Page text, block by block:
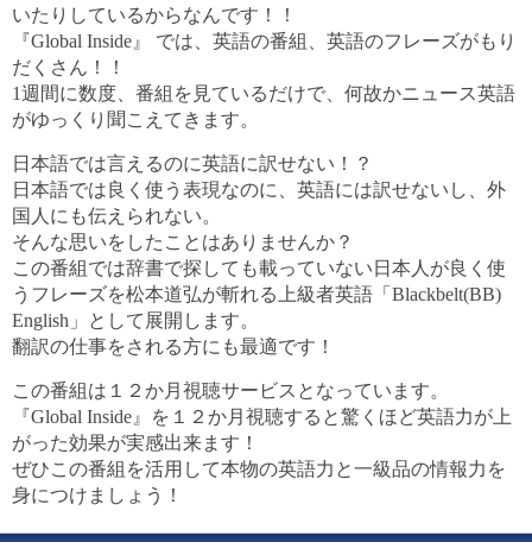
いたりしているからなんです！！
『Global Inside』 では、英語の番組、英語のフレーズがもり
だくさん！！
1週間に数度、番組を見ているだけで、何故かニュース英語
がゆっくり聞こえてきます。
日本語では言えるのに英語に訳せない！？
日本語では良く使う表現なのに、英語には訳せないし、外
国人にも伝えられない。
そんな思いをしたことはありませんか？
この番組では辞書で探しても載っていない日本人が良く使
うフレーズを松本道弘が斬れる上級者英語「Blackbelt(BB)
English」として展開します。
翻訳の仕事をされる方にも最適です！
この番組は１２か月視聴サービスとなっています。
『Global Inside』を１２か月視聴すると驚くほど英語力が上
がった効果が実感出来ます！
ぜひこの番組を活用して本物の英語力と一級品の情報力を
身につけましょう！